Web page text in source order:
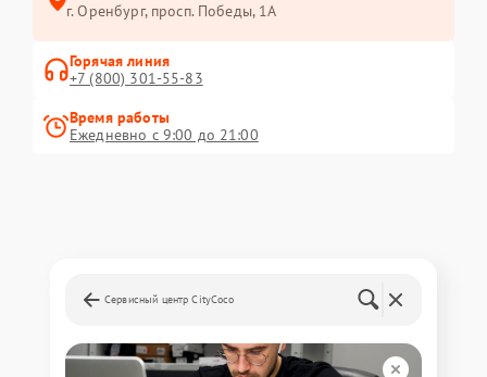
г. Оренбург, просп. Победы, 1А
Горячая линия
+7 (800) 301-55-83
Время работы
Ежедневно с 9:00 до 21:00
Сервисный центр CityCoco